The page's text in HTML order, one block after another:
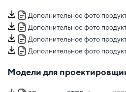
Дополнительное фото
Дополнительное фото
Дополнительное фото
Дополнительное фото
Модели для